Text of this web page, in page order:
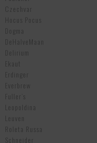
Czechvar
Hocus Pocus
Dogma
DeHalveMaan
Delirium
Ekaut
Erdinger
Everbrew
Fuller’s
Leopoldina
Leuven
Roleta Russa
Schneider